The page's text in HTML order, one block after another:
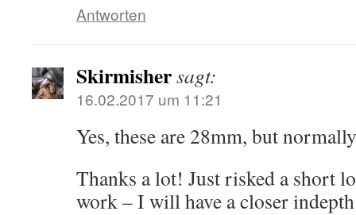
Antworten
Skirmishersagt:
16.02.2017 um 11:21
Yes, these are 28mm, but
Thanks a lot! Just risked a short
work – I will have a closer